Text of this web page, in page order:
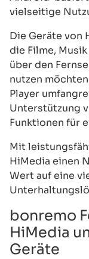
vielseitige
Die Geräte von
die Filme,
über den
nutzen
Player
Unterstützung
Funktionen für
Mit
HiMedia einen
Wert auf eine
bonremo
HiMedia
Geräte